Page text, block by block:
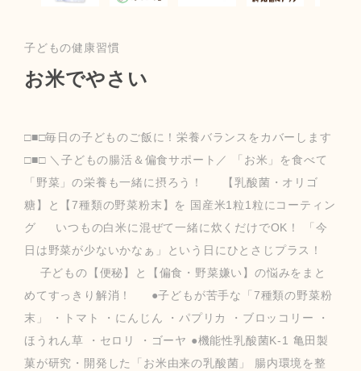
子どもの健康習慣
お米でやさい
□■□毎日の子どものご飯に！栄養バランスをカバーします
□■□ ＼子どもの腸活＆偏食サポート／ 「お米」を食べて
「野菜」の栄養も一緒に摂ろう！ 【乳酸菌・オリゴ
糖】と【7種類の野菜粉末】を 国産米1粒1粒にコーティン
グ いつもの白米に混ぜて一緒に炊くだけでOK！ 「今
日は野菜が少ないかなぁ」という日にひとさじプラス！
子どもの【便秘】と【偏食・野菜嫌い】の悩みをまと
めてすっきり解消！ ●子どもが苦手な「7種類の野菜粉
末」 ・トマト ・にんじん ・パプリカ ・ブロッコリー ・
ほうれん草 ・セロリ ・ゴーヤ ●機能性乳酸菌K-1 亀田製
菓が研究・開発した「お米由来の乳酸菌」 腸内環境を整